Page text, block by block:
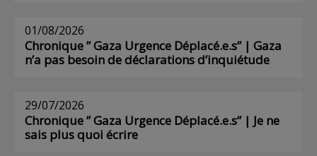
01/08/2026
Chronique ” Gaza Urgence Déplacé.e.s” | Gaza
n’a pas besoin de déclarations d’inquiétude
29/07/2026
Chronique ” Gaza Urgence Déplacé.e.s” | Je ne
sais plus quoi écrire